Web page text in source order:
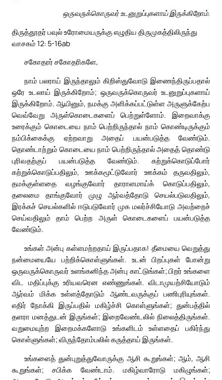
ஒருவருக்கொருவர் உடனுறுப்புகளாய் இருக்கிறோம்.
திருத்தூதர் பவுல் உரோமையருக்கு எழுதிய திருமுகத்திலிருந்து
வாசகம் 12: 5-16ab
சகோதரர் சகோதரிகளே,
நாம் பலராய் இருந்தாலும் கிறிஸ்துவோடு இணைந்திருப்பதால்
ஒரே உடலாய் இருக்கிறோம்; ஒருவருக்கொருவர் உடனுறுப்புகளாய்
இருக்கிறோம். ஆயினும், நமக்கு அளிக்கப்பட்டுள்ள அருளுக்கேற்ப
வெவ்வேறு அருள்கொடைகளைப் பெற்றுள்ளோம். இறைவாக்கு
உரைக்கும் கொடையை நாம் பெற்றிருந்தால் நாம் கொண்டிருக்கும்
நம்பிக்கைக்கு ஏற்றவாறு அதைப் பயன்படுத்த வேண்டும்.
தொண்டாற்றும் கொடையை நாம் பெற்றிருந்தால் அதைத் தொண்டு
புரிவதற்குப் பயன்படுத்த வேண்டும். கற்றுக்கொடுப்போர்
கற்றுக்கொடுப்பதிலும், ஊக்கமூட்டுவோர் ஊக்கம் தருவதிலும்,
தமக்குள்ளதை வழங்குவோர் தாராளமாய்க் கொடுப்பதிலும்,
தலைமை தாங்குவோர் முழு ஆர்வத்தோடு செயல்படுவதிலும்,
இரக்கச் செயல்களில் ஈடுபடுவோர் முக மலர்ச்சியோடு அவற்றைச்
செய்வதிலும் தாம் பெற்ற அருள் கொடைகளைப் பயன்படுத்த
வேண்டும்.
உங்கள் அன்பு கள்ளமற்றதாய் இருப்பதாக! தீமையை வெறுத்து
நன்மையையே பற்றிக்கொள்ளுங்கள். உடன் பிறப்புகள் போன்று
ஒருவருக்கொருவர் உளங்கனிந்த அன்பு காட்டுங்கள்; பிறர் உங்களை
விட மதிப்புக்கு உரியவரென எண்ணுங்கள். விடாமுயற்சியோடும்
ஆர்வம் மிக்க உள்ளத்தோடும் ஆண்டவருக்குப் பணிபுரியுங்கள்.
எதிர் நோக்கி இருப்பதில் மகிழ்ச்சி கொள்ளுங்கள்; துன்பத்தில்
தளரா மனத்துடன் இருங்கள்; இறைவேண்டலில் நிலைத்திருங்கள்.
வறுமையுற்ற இறைமக்களோடு உங்களிடம் உள்ளதைப் பகிர்ந்து
கொள்ளுங்கள்; விருந்தோம்பலில் கருத்தாய் இருங்கள்.
உங்களைத் துன்புறுத்துவோருக்கு ஆசி கூறுங்கள்; ஆம், ஆசி
கூறுங்கள்; சபிக்க வேண்டாம். மகிழ்வாரோடு மகிழுங்கள்;